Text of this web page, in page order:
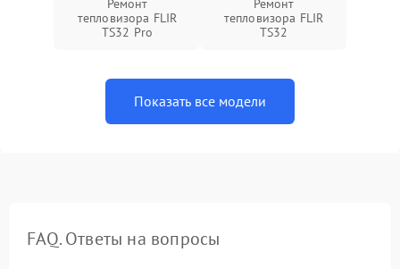
Ремонт
тепловизора FLIR
TS32 Pro
Ремонт
тепловизора FLIR
TS32
Показать все модели
FAQ. Ответы на вопросы